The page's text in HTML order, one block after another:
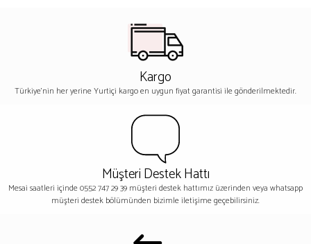
Kargo
Türkiye'nin her yerine Yurtiçi kargo en uygun fiyat garantisi ile gönderilmektedir.
Müşteri Destek Hattı
Mesai saatleri içinde 0552 747 29 39 müşteri destek hattımız üzerinden veya whatsapp
müşteri destek bölümünden bizimle iletişime geçebilirsiniz.